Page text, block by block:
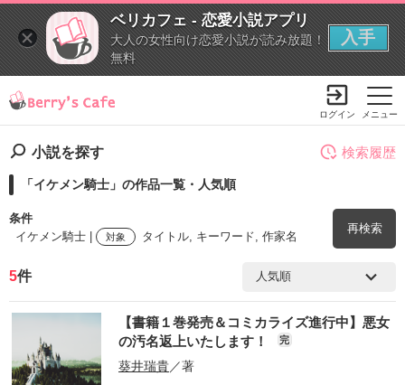
ベリカフェ - 恋愛小説アプリ
大人の女性向け恋愛小説が読み放題！
無料
入手
メニュー
ログイン
小説を探す
「イケメン騎士」の作品一覧・人気順
条件
イケメン騎士 |
対象 タイトル, キーワード, 作家名
再検索
検索ワード
を含む
検索履歴
5件
【書籍１巻発売＆コミカライズ進行中】悪女
の汚名返上いたします！
完
葵井瑞貴／著